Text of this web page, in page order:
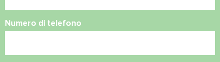
Numero di telefono